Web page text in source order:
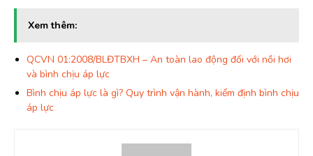
Xem thêm:
QCVN 01:2008/BLĐTBXH – An toàn lao động đối với nồi hơi
và bình chịu áp lực
Bình chịu áp lực là gì? Quy trình vận hành, kiểm định bình chịu
áp lực